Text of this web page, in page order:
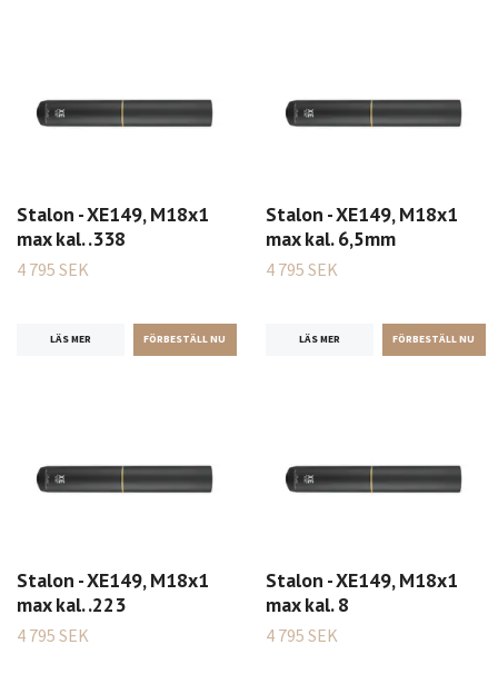
Stalon - XE149, M18x1
max kal. .338
4 795 SEK
LÄS MER
Stalon - XE149, M18x1
max kal. 6,5mm
4 795 SEK
LÄS MER
Stalon - XE149, M18x1
max kal. .223
4 795 SEK
Stalon - XE149, M18x1
max kal. 8
4 795 SEK